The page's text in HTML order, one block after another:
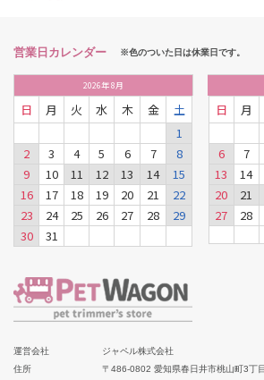
営業日カレンダー ※色のついた日は休業日です。
2026年8月
日 月 火 水 木 金
土
1
2
3 4 5 6 7
8
9
10 11 12 13 14
15
16
17 18 19 20 21
22
23
24 25 26 27 28
29
30
31
日 月
6
7
13
14
20
21
27
28
運営会社
ジャペル株式会社
住所
〒486-0802 愛知県春日井市桃山町3丁